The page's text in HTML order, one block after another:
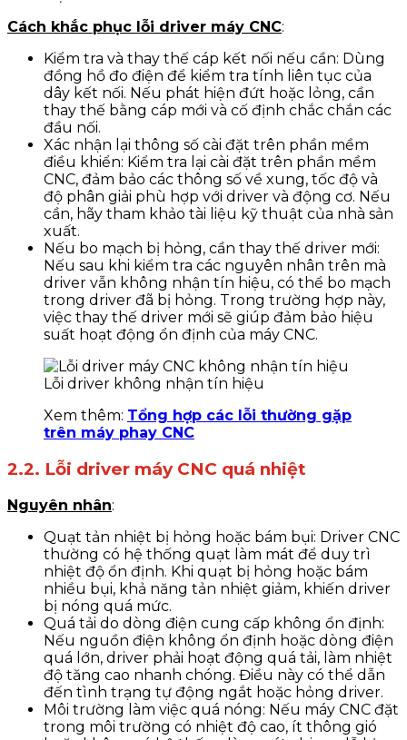
Cách khắc phục lỗi driver máy CNC:
Kiểm tra và thay thế cáp kết nối nếu cần: Dùng
đồng hồ đo điện để kiểm tra tính liên tục của
dây kết nối. Nếu phát hiện đứt hoặc lỏng, cần
thay thế bằng cáp mới và cố định chắc chắn các
đầu nối.
Xác nhận lại thông số cài đặt trên phần mềm
điều khiển: Kiểm tra lại cài đặt trên phần mềm
CNC, đảm bảo các thông số về xung, tốc độ và
độ phân giải phù hợp với driver và động cơ. Nếu
cần, hãy tham khảo tài liệu kỹ thuật của nhà sản
xuất.
Nếu bo mạch bị hỏng, cần thay thế driver mới:
Nếu sau khi kiểm tra các nguyên nhân trên mà
driver vẫn không nhận tín hiệu, có thể bo mạch
trong driver đã bị hỏng. Trong trường hợp này,
việc thay thế driver mới sẽ giúp đảm bảo hiệu
suất hoạt động ổn định của máy CNC.
Lỗi driver không nhận tín hiệu
Xem thêm: Tổng hợp các lỗi thường gặp
trên máy phay CNC
2.2. Lỗi driver máy CNC quá nhiệt
Nguyên nhân:
Quạt tản nhiệt bị hỏng hoặc bám bụi: Driver CNC
thường có hệ thống quạt làm mát để duy trì
nhiệt độ ổn định. Khi quạt bị hỏng hoặc bám
nhiều bụi, khả năng tản nhiệt giảm, khiến driver
bị nóng quá mức.
Quá tải do dòng điện cung cấp không ổn định:
Nếu nguồn điện không ổn định hoặc dòng điện
quá lớn, driver phải hoạt động quá tải, làm nhiệt
độ tăng cao nhanh chóng. Điều này có thể dẫn
đến tình trạng tự động ngắt hoặc hỏng driver.
Môi trường làm việc quá nóng: Nếu máy CNC đặt
trong môi trường có nhiệt độ cao, ít thông gió